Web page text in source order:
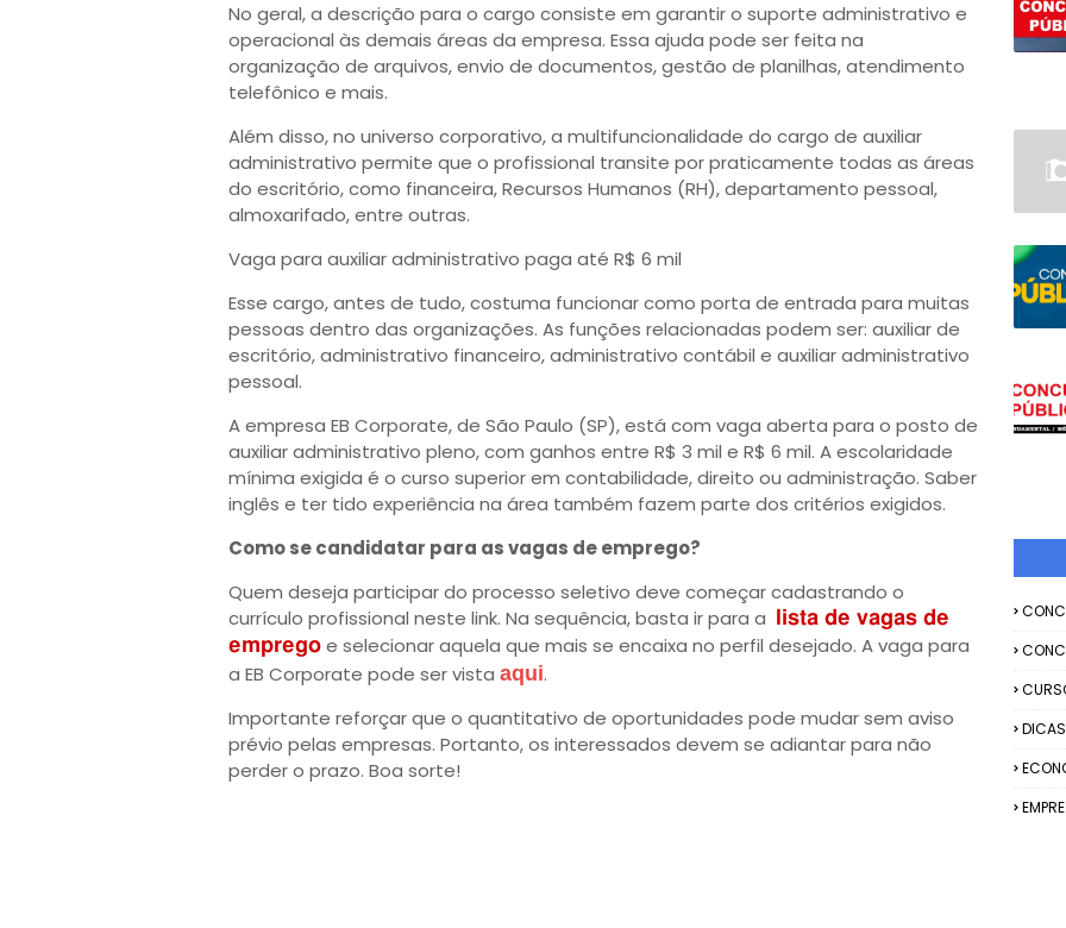
No geral, a descrição para o cargo consiste em garantir o suporte administrativo e
operacional às demais áreas da empresa. Essa ajuda pode ser feita na
organização de arquivos, envio de documentos, gestão de planilhas, atendimento
telefônico e mais.
Além disso, no universo corporativo, a multifuncionalidade do cargo de auxiliar
administrativo permite que o profissional transite por praticamente todas as áreas
do escritório, como financeira, Recursos Humanos (RH), departamento pessoal,
almoxarifado, entre outras.
Vaga para auxiliar administrativo paga até R$ 6 mil
Esse cargo, antes de tudo, costuma funcionar como porta de entrada para muitas
pessoas dentro das organizações. As funções relacionadas podem ser: auxiliar de
escritório, administrativo financeiro, administrativo contábil e auxiliar administrativo
pessoal.
A empresa EB Corporate, de São Paulo (SP), está com vaga aberta para o posto de
auxiliar administrativo pleno, com ganhos entre R$ 3 mil e R$ 6 mil. A escolaridade
mínima exigida é o curso superior em contabilidade, direito ou administração. Saber
inglês e ter tido experiência na área também fazem parte dos critérios exigidos.
Como se candidatar para as vagas de emprego?
Quem deseja participar do processo seletivo deve começar cadastrando o
currículo profissional neste link. Na sequência, basta ir para a
lista de vagas de
emprego e selecionar aquela que mais se encaixa no perfil desejado. A vaga para
a EB Corporate pode ser vista aqui.
Importante reforçar que o quantitativo de oportunidades pode mudar sem aviso
prévio pelas empresas. Portanto, os interessados devem se adiantar para não
perder o prazo. Boa sorte!
DICAS